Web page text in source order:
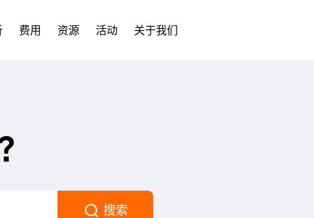
费用 资源 活动 关于我们
搜索